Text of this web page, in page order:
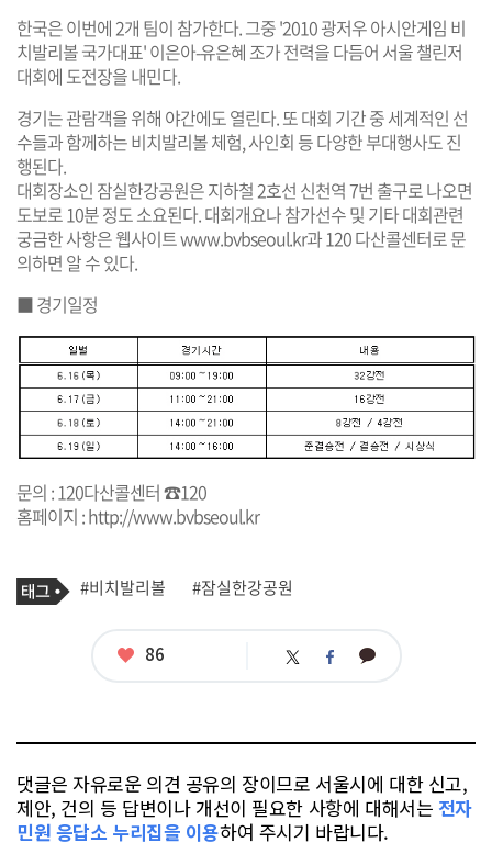
한국은 이번에 2개 팀이 참가한다. 그중 '2010 광저우 아시안게임 비
치발리볼 국가대표' 이은아-유은혜 조가 전력을 다듬어 서울 챌린저
대회에 도전장을 내민다.
경기는 관람객을 위해 야간에도 열린다. 또 대회 기간 중 세계적인 선
수들과 함께하는 비치발리볼 체험, 사인회 등 다양한 부대행사도 진
행된다.
대회장소인 잠실한강공원은 지하철 2호선 신천역 7번 출구로 나오면
도보로 10분 정도 소요된다. 대회개요나 참가선수 및 기타 대회관련
궁금한 사항은 웹사이트www.bvbseoul.kr과 120 다산콜센터로 문
의하면 알 수 있다.
■ 경기일정
문의 : 120다산콜센터 ☎120
홈페이지 :http://www.bvbseoul.kr
기
사
태
그
#비치발리볼 #잠실한강공원
좋
86 트 페 카
댓글은 자유로운 의견 공유의 장이므로 서울시에 대한 신고,
제안, 건의 등 답변이나 개선이 필요한 사항에 대해서는 전자
민원 응답소 누리집을 이용하여 주시기 바랍니다.